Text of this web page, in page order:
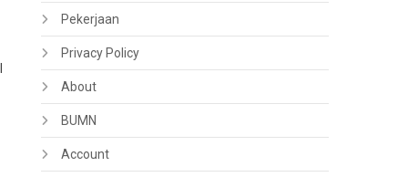
Pekerjaan
Privacy Policy
About
BUMN
Account